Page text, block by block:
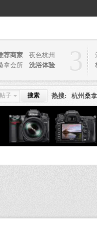
荐商家
夜色杭州
拿会所
洗浴体验 3
帖子 搜索 热搜: 杭州桑